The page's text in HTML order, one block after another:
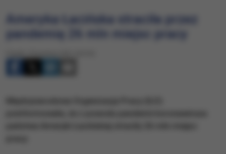
Ameryka Łacińska straciła przez
pandemię 26 mln miejsc pracy